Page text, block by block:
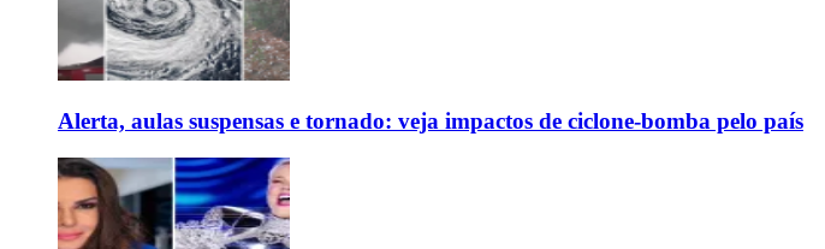
Alerta, aulas suspensas e tornado: veja impactos de ciclone-bomba pelo país